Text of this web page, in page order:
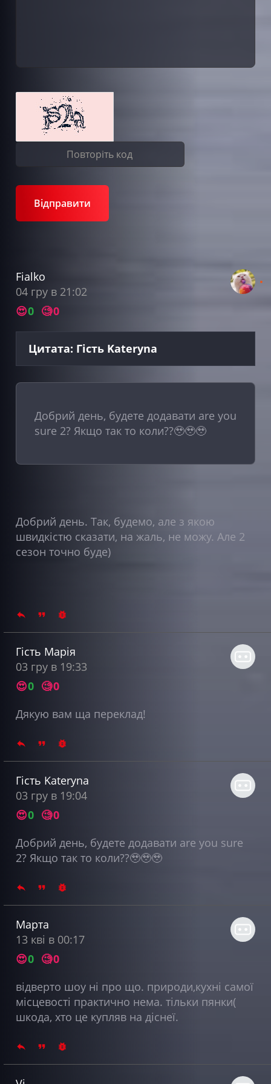
Відправити
Fialko
04 гру в 21:02
😍0 🧐0
Цитата: Гість Kateryna
Добрий день, будете додавати are you
sure 2? Якщо так то коли??🥹🥹🥹
Добрий день. Так, будемо, але з якою
швидкістю сказати, на жаль, не можу. Але 2
сезон точно буде)
Гість Марія
03 гру в 19:33
😍0 🧐0
Дякую вам ща переклад!
Гість Kateryna
03 гру в 19:04
😍0 🧐0
Добрий день, будете додавати are you sure
2? Якщо так то коли??🥹🥹🥹
Марта
13 кві в 00:17
😍0 🧐0
відверто шоу ні про що. природи,кухні самої
місцевості практично нема. тільки пянки(
шкода, хто це купляв на діснеї.